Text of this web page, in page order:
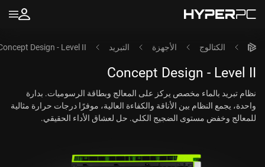
الكتالوج الأجهزة التبريد Design - Level II
Concept Design - Level II
نظام تبريد بالماء مخصص يركز على المعالج وبطاقة الرسوميات. بدارة
واحدة، يجمع النظام بين الأناقة والكفاءة العالية، موفرًا درجات حرارة مثالية
للمعالج وخفض مستوى الضجيج الكلي. حل لعشاق الأداء الحقيقي.